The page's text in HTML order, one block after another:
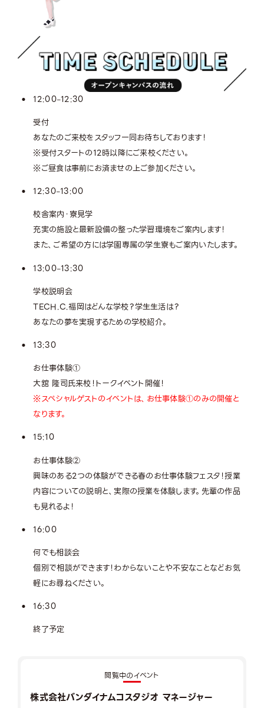
閲覧中のイベント
株式会社バンダイナムコスタジオ マネージャー
12:00–12:30
受付
あなたのご来校をスタッフ一同お待ちしております！
※受付スタートの12時以降にご来校ください。
※ご昼食は事前にお済ませの上ご参加ください。
12:30–13:00
校舎案内・寮見学
充実の施設と最新設備の整った学習環境をご案内します！
また、ご希望の方には学園専属の学生寮もご案内いたします。
13:00–13:30
学校説明会
TECH.C.福岡はどんな学校？学生生活は？
あなたの夢を実現するための学校紹介。
13:30
お仕事体験①
大舘 隆司氏来校！トークイベント開催！
※スペシャルゲストのイベントは、お仕事体験①のみの開催と
なります。
15:10
お仕事体験②
興味のある2つの体験ができる春のお仕事体験フェスタ！授業
内容についての説明と、実際の授業を体験します。先輩の作品
も見れるよ！
16:00
何でも相談会
個別で相談ができます！わからないことや不安なことなどお気
軽にお尋ねください。
16:30
終了予定